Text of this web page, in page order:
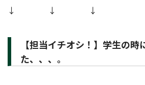
↓ ↓ ↓
【担当イチオシ！】学生の時
た、、、。